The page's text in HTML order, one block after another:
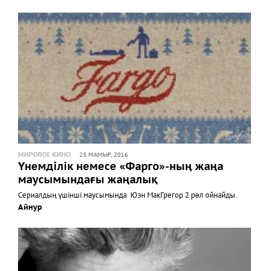
МИРОВОЕ КИНО 23 МАМЫР, 2016
Үнемділік немесе «Фарго»-ның жаңа
маусымындағы жаңалық
Сериалдың үшінші маусымында Юэн МакГрегор 2 рөл ойнайды.
Айнур